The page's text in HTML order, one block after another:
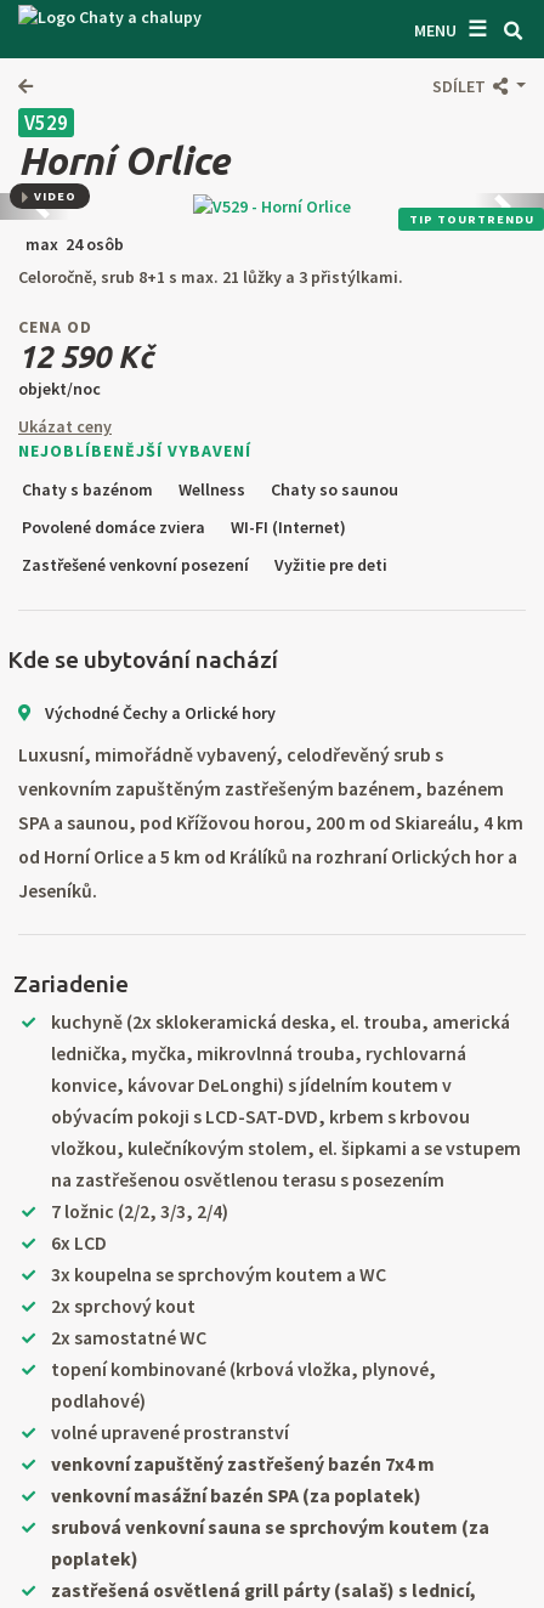
MENU ☰
VYHĽADÁVAČ CHÁT
INFORMÁCIE O POBYTE
O NÁS
KONTAKTY
VSTUP PRO MAJITELE
HĽADAŤ NA WEBE
CZ SK EN
DE
PL
SDÍLET
V529
Horní Orlice
Predchádzajúca TIP TOURTRENDU
VIDEO
max 24 osôb
Celoročně, srub 8+1 s max. 21 lůžky a 3 přistýlkami.
CENA OD
12 590 Kč
objekt/noc
Ukázat ceny
NEJOBLÍBENĚJŠÍ VYBAVENÍ
Chaty s bazénom
Wellness
Chaty so saunou
Povolené domáce zviera
WI-FI (Internet)
Zastřešené venkovní posezení
Vyžitie pre deti
Kde se ubytování nachází
Východné Čechy a Orlické hory
Luxusní, mimořádně vybavený, celodřevěný srub s
venkovním zapuštěným zastřešeným bazénem, bazénem
SPA a saunou, pod Křížovou horou, 200 m od Skiareálu, 4 km
od Horní Orlice a 5 km od Králíků na rozhraní Orlických hor a
Jeseníků.
Zariadenie
kuchyně (2x sklokeramická deska, el. trouba, americká
lednička, myčka, mikrovlnná trouba, rychlovarná
konvice, kávovar DeLonghi) s jídelním koutem v
obývacím pokoji s LCD-SAT-DVD, krbem s krbovou
vložkou, kulečníkovým stolem, el. šipkami a se vstupem
na zastřešenou osvětlenou terasu s posezením
7 ložnic (2/2, 3/3, 2/4)
6x LCD
3x koupelna se sprchovým koutem a WC
2x sprchový kout
2x samostatné WC
topení kombinované (krbová vložka, plynové,
podlahové)
volné upravené prostranství
venkovní zapuštěný zastřešený bazén 7x4 m
venkovní masážní bazén SPA (za poplatek)
srubová venkovní sauna se sprchovým koutem (za
poplatek)
zastřešená osvětlená grill párty (salaš) s lednicí,